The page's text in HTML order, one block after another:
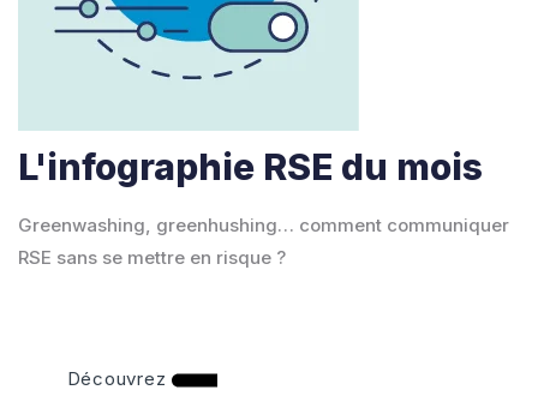
L'infographie RSE du mois
Greenwashing, greenhushing… comment communiquer
RSE sans se mettre en risque ?
Découvrez